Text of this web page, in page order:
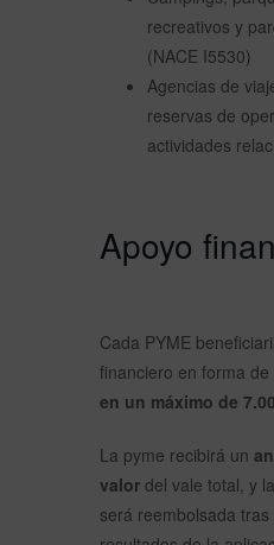
recreativos y
(NACE I5530)
Agencias de
reservas de
actividades
Apoyo
Cada PYME
financiero en forma de
en un máximo de
La pyme recibirá un
valor del vale total, y
será reembolsada